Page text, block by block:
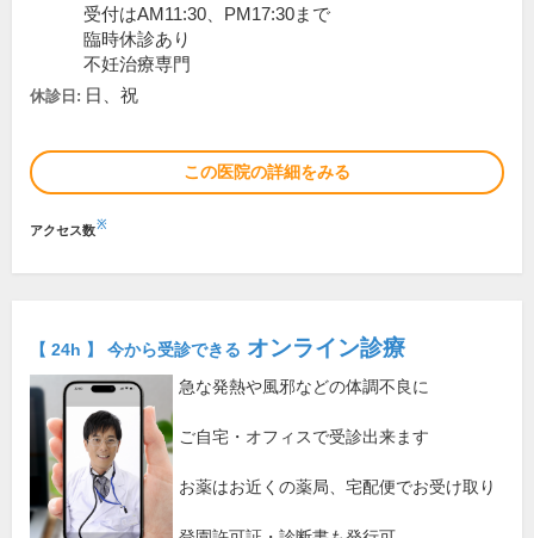
受付はAM11:30、PM17:30まで
臨時休診あり
不妊治療専門
休診日: 日、祝
この医院の詳細をみる
アクセス数※
【 24h 】 今から受診できる オンライン診療
急な発熱や風邪などの体調不良に
ご自宅・オフィスで受診出来ます
お薬はお近くの薬局、宅配便でお受け取り